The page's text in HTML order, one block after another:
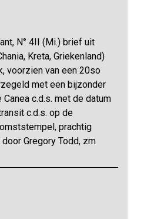
N° 4II (Mi.) brief uit
Kreta, Griekenland)
voorzien van een 20so
met een bijzonder
c.d.s. met de datum
c.d.s. op de
prachtig
Gregory Todd, zm